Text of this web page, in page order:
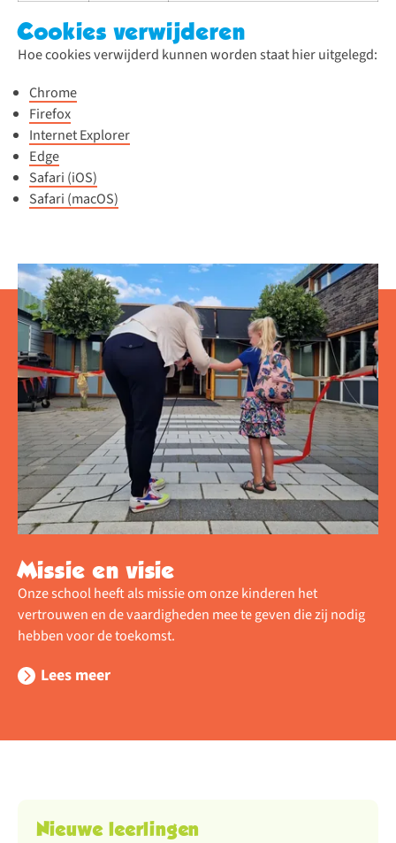
Cookies verwijderen
Hoe cookies verwijderd kunnen worden staat hier uitgelegd:
Chrome
Firefox
Internet Explorer
Edge
Safari (iOS)
Safari (macOS)
Missie en visie
Onze school heeft als missie om onze kinderen het
vertrouwen en de vaardigheden mee te geven die zij nodig
hebben voor de toekomst.
Lees meer
Nieuwe leerlingen